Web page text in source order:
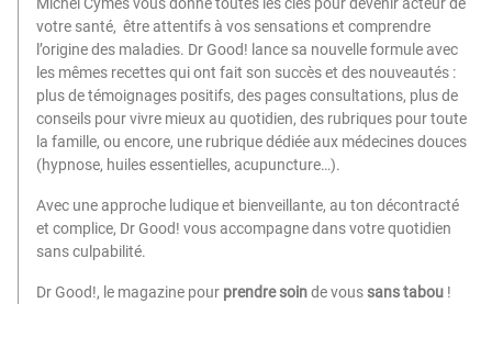
votre santé, être attentifs à vos sensations et comprendre
l’origine des maladies. Dr Good! lance sa nouvelle formule avec
les mêmes recettes qui ont fait son succès et des nouveautés :
plus de témoignages positifs, des pages consultations, plus de
conseils pour vivre mieux au quotidien, des rubriques pour toute
la famille, ou encore, une rubrique dédiée aux médecines douces
(hypnose, huiles essentielles, acupuncture…).
Avec une approche ludique et bienveillante, au ton décontracté
et complice, Dr Good! vous accompagne dans votre quotidien
sans culpabilité.
Dr Good!, le magazine pour prendre soinde voussans tabou !